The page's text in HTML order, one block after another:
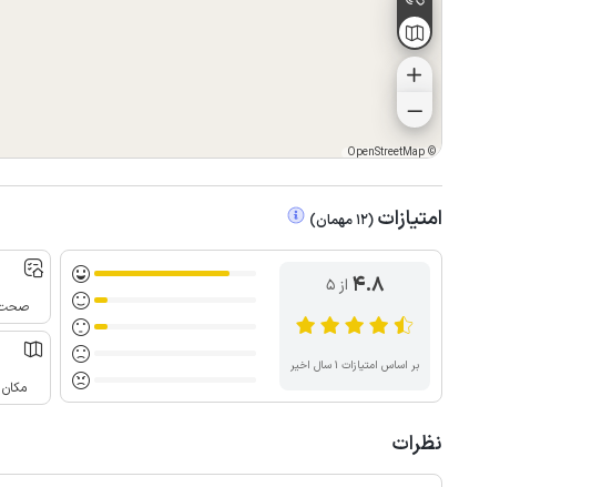
©
OpenStreetMap
امتیازات (
12 مهمان)
4.8 از ۵
بر اساس امتیازات ۱ سال اخیر
مکان
نظرات